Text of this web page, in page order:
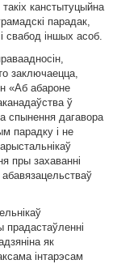
канстытуцыйна
парадак,
свабод іншых асоб.
заключаецца,
«Аб абароне
ў
спынення дагавора
парадку і не
пры захаванні
абавязацельстваў
прадастаўленні
як
інтарэсам